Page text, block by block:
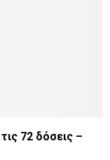
72 δόσεις –